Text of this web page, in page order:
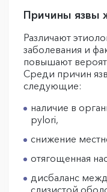
Причины язвы
Различают
заболевания и
повышают
Среди причин
следующие:
наличие в
pylori,
снижение
отягощенная
дисбаланс
слизистой